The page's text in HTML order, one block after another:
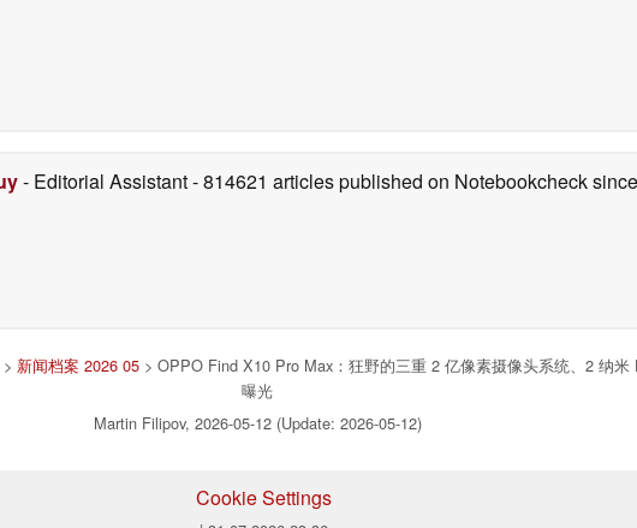
- Editorial Assistant- 814621 articles published on Notebookcheck
> 新闻档案 2026 05> OPPO Find X10 Pro Max：狂野的三重 2 亿像素摄像头系统、2 纳米
曝光
Martin Filipov, 2026-05-12 (Update: 2026-05-12)
Cookie Settings